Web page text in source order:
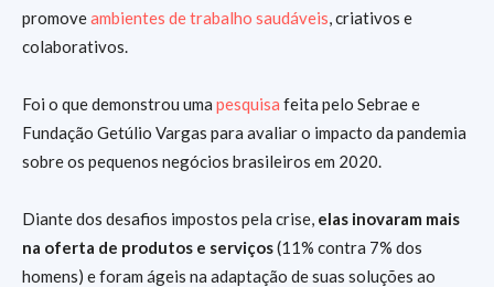
promoveambientes de trabalho saudáveis, criativos e
colaborativos.
Foi o que demonstrou uma pesquisa feita pelo Sebrae e
Fundação Getúlio Vargas para avaliar o impacto da pandemia
sobre os pequenos negócios brasileiros em 2020.
Diante dos desafios impostos pela crise, elas inovaram mais
na oferta de produtos e serviços(11% contra 7% dos
homens) e foram ágeis na adaptação de suas soluções ao